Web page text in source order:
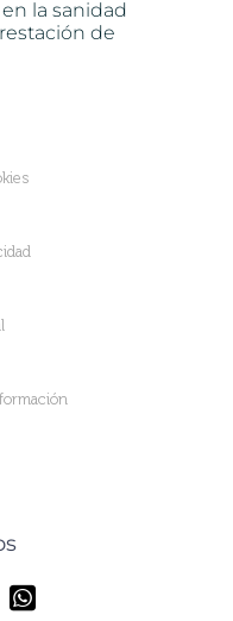
la sanidad
de